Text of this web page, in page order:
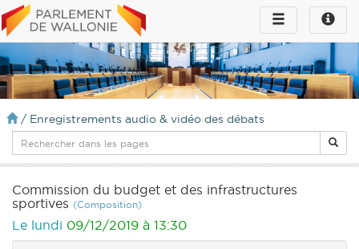
Toggle
infos
Toggle
navigation
/ Enregistrements audio & vidéo des débats
Commission du budget et des infrastructures
sportives (Composition)
Le lundi 09/12/2019 à 13:30